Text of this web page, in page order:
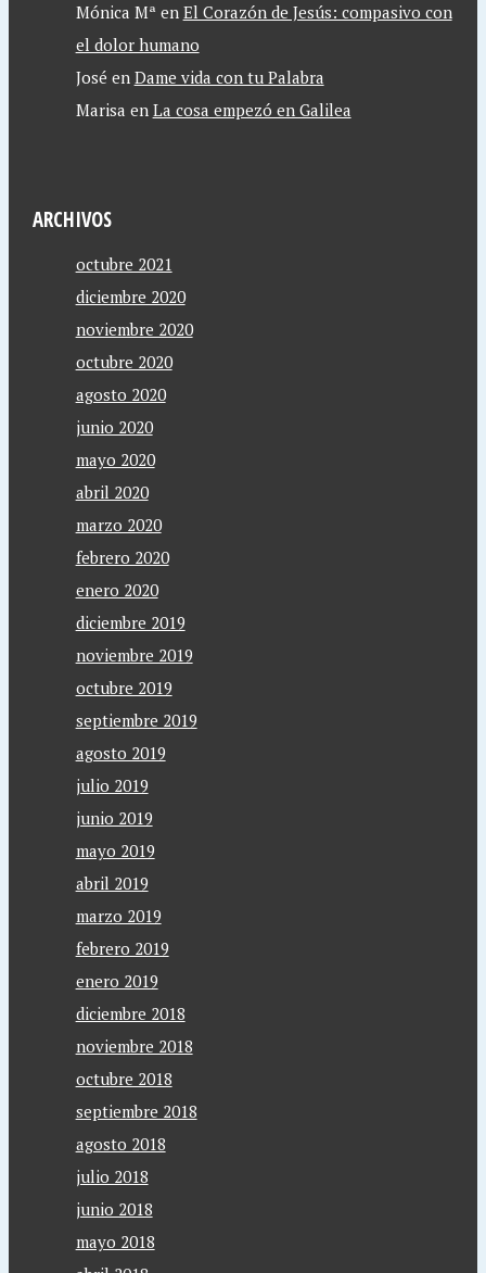
Mónica Mª en El Corazón de Jesús: compasivo con
el dolor humano
José en Dame vida con tu Palabra
Marisa en La cosa empezó en Galilea
ARCHIVOS
octubre 2021
diciembre 2020
noviembre 2020
octubre 2020
agosto 2020
junio 2020
mayo 2020
abril 2020
marzo 2020
febrero 2020
enero 2020
diciembre 2019
noviembre 2019
octubre 2019
septiembre 2019
agosto 2019
julio 2019
junio 2019
mayo 2019
abril 2019
marzo 2019
febrero 2019
enero 2019
diciembre 2018
noviembre 2018
octubre 2018
septiembre 2018
agosto 2018
julio 2018
junio 2018
mayo 2018